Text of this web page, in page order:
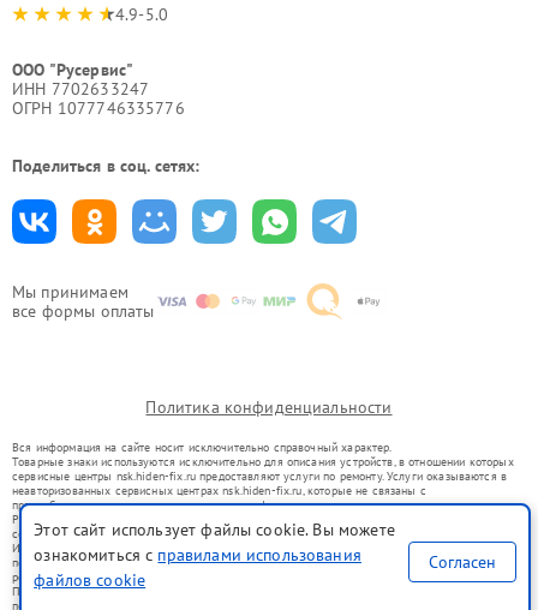
Мы принимаем
все формы оплаты
4.9-5.0
ООО "Русервис"
ИНН 7702633247
ОГРН 1077746335776
Поделиться в соц. сетях:
Политика конфиденциальности
Вся информация на сайте носит исключительно справочный характер.
Товарные знаки используются исключительно для описания устройств, в отношении которых
сервисные центры nsk.hiden-fix.ru предоставляют услуги по ремонту. Услуги оказываются в
неавторизованных сервисных центрах nsk.hiden-fix.ru, которые не связаны с
правообладателями товарных знаков или их официальными представителями.
Ремонт осуществляется для устройств, уже введенных в гражданский оборот в соответствии
со статьей 1487 ГК РФ.
Использование товарных знаков не преследует цели индивидуализации услуг или введения
потребителей в заблуждение, а служит для информирования о предоставляемых услугах по
ремонту техники указанных брендов.
Представленная на сайте информация не является публичной офертой, определяемой
положениями Статьи 437(2) Гражданского кодекса РФ
Этот сайт использует файлы cookie. Вы можете
ознакомиться с правилами использования
файлов cookie
Согласен